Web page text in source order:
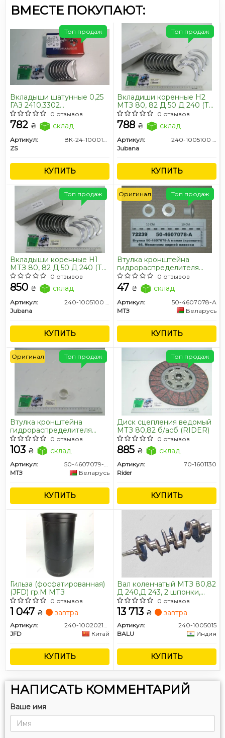
ВМЕСТЕ ПОКУПАЮТ:
Вкладыши шатунные 0,25
ГАЗ 2410,3302
Газель,Соболь,Газель
NEXT,Бизнес,Волга,УАЗ
дв.402,4215,4216,4213,Evotech
2,7 / ЧЕХИЯ
0 отзывов
782 ₴ склад
Артикул:
ZS
КУПИТЬ
Топ продаж
Вкладиши коренные Н2
МТЗ 80, 82 Д 50 Д 240 (ТМ
JUBANA)
0 отзывов
788 ₴ склад
Артикул:
Jubana
КУПИТЬ
Топ продаж
Вкладыши коренные Н1
МТЗ 80, 82 Д 50 Д 240 (ТМ
JUBANA)
0 отзывов
850 ₴ склад
Артикул:
Jubana
КУПИТЬ
Топ продаж
Втулка кронштейна
гидрораспределителя
МТЗ мал. (покупн. МТЗ)
0 отзывов
47 ₴ склад
Артикул:
50-4607078-А
МТЗ
Беларусь
КУПИТЬ
Топ продаж
Оригинал
Втулка кронштейна
гидрораспределителя
МТЗ 80, 82 большая
(покупн. МТЗ)
0 отзывов
103 ₴ склад
Артикул:
50-4607079-А1
МТЗ
Беларусь
КУПИТЬ
Топ продаж
Оригинал
Диск сцепления ведомый
МТЗ 80,82 б/асб (RIDER)
0 отзывов
885 ₴ склад
Артикул:
70-1601130
Rider
КУПИТЬ
Топ продаж
Гильза (фосфатированная)
(JFD) гр.M МТЗ
0 отзывов
1 047 ₴ завтра
Артикул:
240-1002021-70 (JFD)
JFD
Китай
КУПИТЬ
Вал коленчатый МТЗ 80,82
Д 240,Д 243, 2 шпонки,
шлицевой хвостовик, 7
отверстий (коленвал) (пр-
во BALU)
0 отзывов
13 713 ₴ завтра
Артикул:
240-1005015
BALU
Индия
КУПИТЬ
НАПИСАТЬ КОММЕНТАРИЙ
Ваше имя